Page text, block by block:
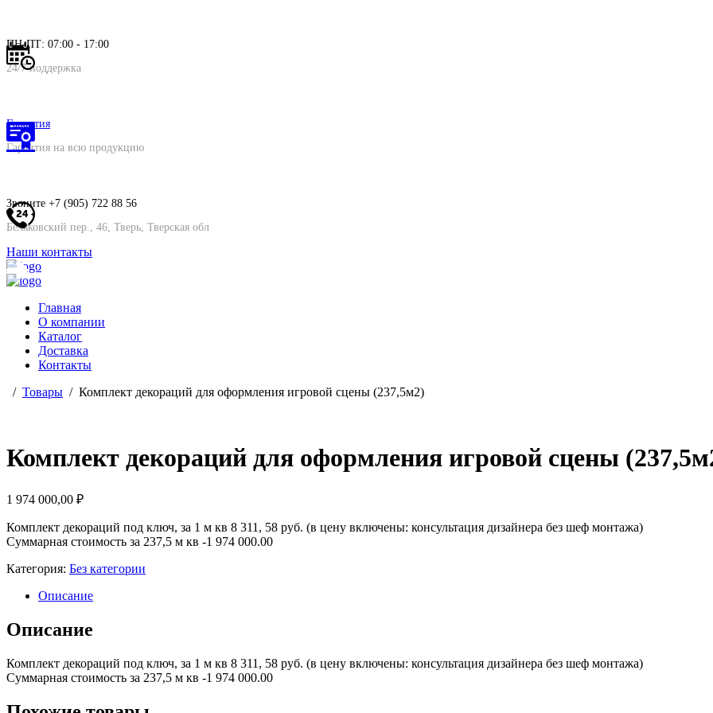
ПН-ПТ: 07:00 - 17:00
24/7 поддержка
Гарантия
Гарантия на всю продукцию
Звоните +7 (905) 722 88 56
Беляковский пер., 46, Тверь, Тверская обл
Наши контакты
Главная
О компании
Каталог
Доставка
Контакты
Товары
Комплект декораций для оформления игровой сцены (237,5м2)
Комплект декораций для оформления игровой сцены
1 974 000,00 ₽
Комплект декораций под ключ, за 1 м кв 8 311, 58 руб. (в цену включены: консультация дизайнера без шеф монтажа)
Суммарная стоимость за 237,5 м кв -1 974 000.00
Категория: Без категории
Описание
Описание
Комплект декораций под ключ, за 1 м кв 8 311, 58 руб. (в цену включены: консультация дизайнера без шеф монтажа)
Суммарная стоимость за 237,5 м кв -1 974 000.00